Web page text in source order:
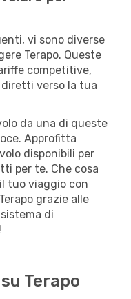
vi sono diverse
Terapo. Queste
competitive,
verso la tua
da una di queste
Approfitta
disponibili per
per te. Che cosa
tuo viaggio con
grazie alle
di
Terapo